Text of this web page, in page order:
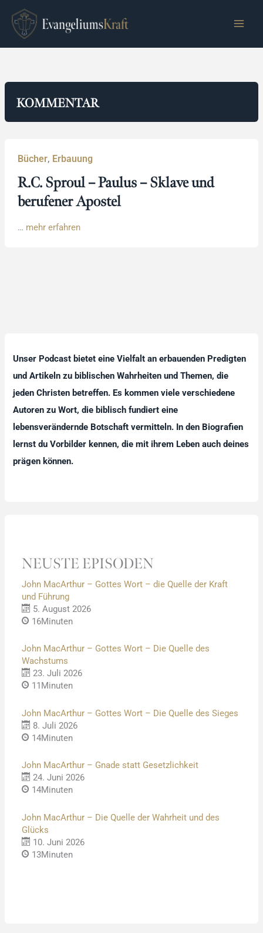
Inhalt
springen
KOMMENTAR
Bücher, Erbauung
R.C. Sproul – Paulus – Sklave und
berufener Apostel
… mehr erfahren
Unser Podcast bietet eine Vielfalt an erbauenden Predigten
und Artikeln zu biblischen Wahrheiten und Themen, die
jeden Christen betreffen. Es kommen viele verschiedene
Autoren zu Wort, die biblisch fundiert eine
lebensverändernde Botschaft vermitteln. In den Biografien
lernst du Vorbilder kennen, die mit ihrem Leben auch deines
prägen können.
NEUSTE EPISODEN
John MacArthur – Gottes Wort – die Quelle der Kraft
und Führung
5. August 2026
16Minuten
John MacArthur – Gottes Wort – Die Quelle des
Wachstums
23. Juli 2026
11Minuten
John MacArthur – Gottes Wort – Die Quelle des Sieges
8. Juli 2026
14Minuten
John MacArthur – Gnade statt Gesetzlichkeit
24. Juni 2026
14Minuten
John MacArthur – Die Quelle der Wahrheit und des
Glücks
10. Juni 2026
13Minuten